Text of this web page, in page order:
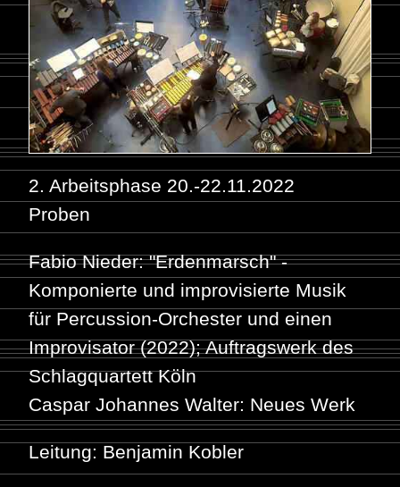
2. Arbeitsphase 20.-22.11.2022
Proben
Fabio Nieder: "Erdenmarsch" -
Komponierte und improvisierte Musik
für Percussion-Orchester und einen
Improvisator (2022); Auftragswerk des
Schlagquartett Köln
Caspar Johannes Walter: Neues Werk
Leitung: Benjamin Kobler